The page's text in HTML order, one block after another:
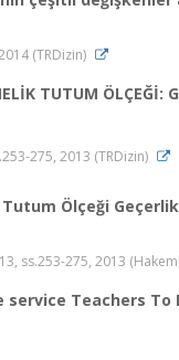
(TRDizin)
TUTUM ÖLÇEĞİ:
275, 2013 (TRDizin)
Ölçeği Geçerlik
ss.253-275, 2013
Teachers